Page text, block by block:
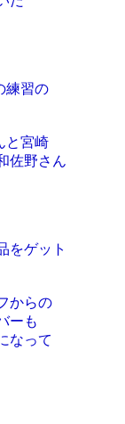
練習の
と宮崎
佐野さん
をゲット
からの
ーも
なって